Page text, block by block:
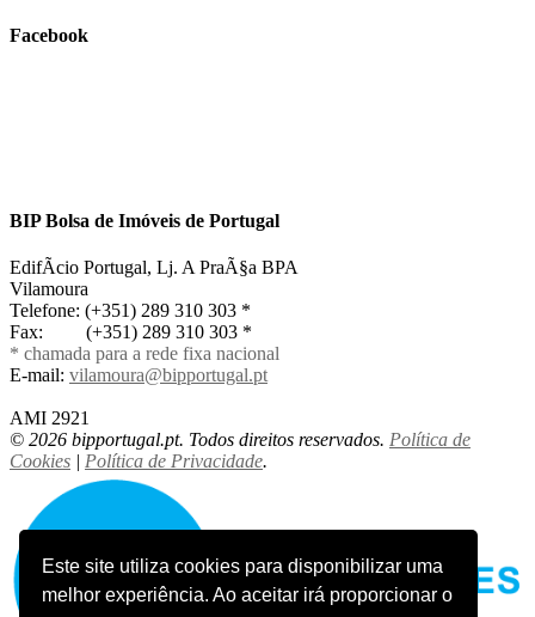
Este site utiliza cookies para disponibilizar uma
melhor experiência. Ao aceitar irá proporcionar o
Facebook
BIP Bolsa de Imóveis de Portugal
EdifÃ­cio Portugal, Lj. A PraÃ§a BPA
Vilamoura
Telefone: (+351) 289 310 303 *
Fax: (+351) 289 310 303 *
* chamada para a rede fixa nacional
E-mail: vilamoura@bipportugal.pt
AMI 2921
© 2026 bipportugal.pt. Todos direitos reservados. Política de
Cookies | Política de Privacidade.